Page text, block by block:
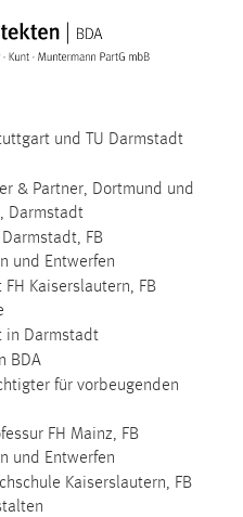
und TU Darmstadt
& Partner, Dortmund und
Darmstadt
FB
und Entwerfen
Kaiserslautern, FB
in Darmstadt
BDA
für vorbeugenden
FH Mainz, FB
und Entwerfen
Kaiserslautern, FB